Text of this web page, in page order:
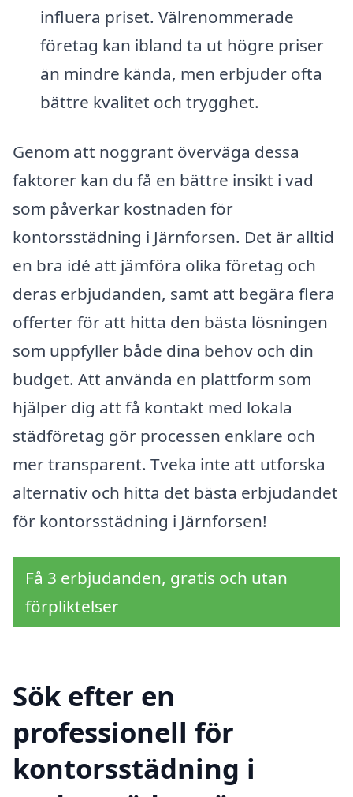
influera priset. Välrenommerade
företag kan ibland ta ut högre priser
än mindre kända, men erbjuder ofta
bättre kvalitet och trygghet.
Genom att noggrant överväga dessa
faktorer kan du få en bättre insikt i vad
som påverkar kostnaden för
kontorsstädning i Järnforsen. Det är alltid
en bra idé att jämföra olika företag och
deras erbjudanden, samt att begära flera
offerter för att hitta den bästa lösningen
som uppfyller både dina behov och din
budget. Att använda en plattform som
hjälper dig att få kontakt med lokala
städföretag gör processen enklare och
mer transparent. Tveka inte att utforska
alternativ och hitta det bästa erbjudandet
för kontorsstädning i Järnforsen!
Få 3 erbjudanden, gratis och utan
förpliktelser
Sök efter en
professionell för
kontorsstädning i